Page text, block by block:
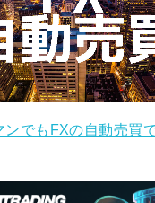
ンでもFXの自動売買